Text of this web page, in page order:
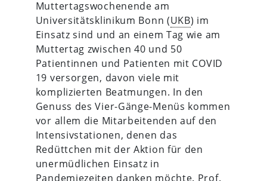
Muttertagswochenende am
Universitätsklinikum Bonn (UKB) im
Einsatz sind und an einem Tag wie am
Muttertag zwischen 40 und 50
Patientinnen und Patienten mit COVID
19 versorgen, davon viele mit
komplizierten Beatmungen. In den
Genuss des Vier-Gänge-Menüs kommen
vor allem die Mitarbeitenden auf den
Intensivstationen, denen das
Redüttchen mit der Aktion für den
unermüdlichen Einsatz in
Pandemiezeiten danken möchte. Prof.